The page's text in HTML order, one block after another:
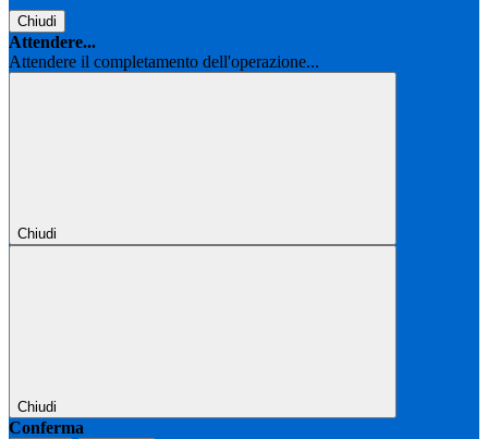
Chiudi
Attendere...
Attendere il completamento dell'operazione...
Chiudi
Chiudi
Conferma